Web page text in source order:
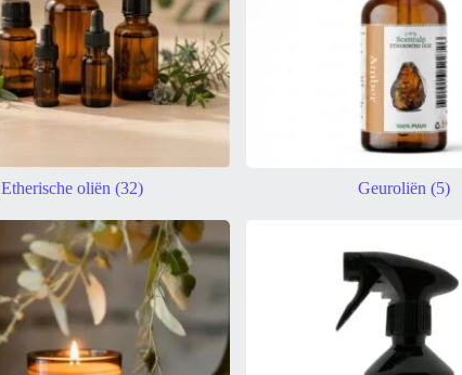
Etherische oliën(32) Geuroliën (5)